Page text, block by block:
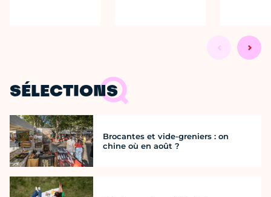
SÉLECTIONS
Brocantes et vide-greniers : on
chine où en août ?